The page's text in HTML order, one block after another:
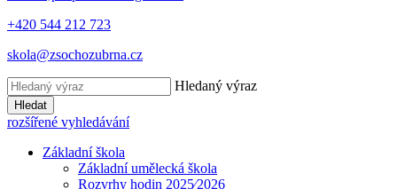
+420 544 212 723
skola@zsochozubrna.cz
Hledaný výraz
Hledat
rozšířené vyhledávání
Základní škola
Základní umělecká škola
Rozvrhy hodin 2025⁄2026